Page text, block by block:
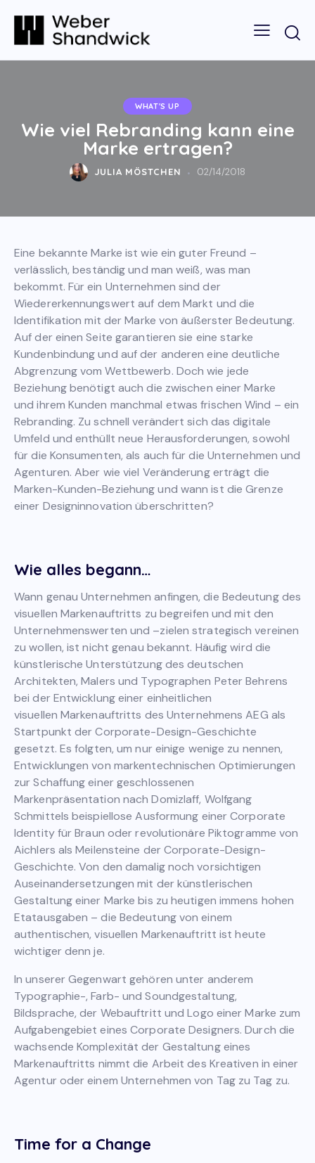
WHAT'S UP
Wie viel Rebranding kann eine
Marke ertragen?
JULIA MÖSTCHEN 02/14/2018
Eine bekannte Marke ist wie ein guter Freund –
verlässlich, beständig und man weiß, was man
bekommt. Für ein Unternehmen sind der
Wiedererkennungswert auf dem Markt und die
Identifikation mit der Marke von äußerster Bedeutung.
Auf der einen Seite garantieren sie eine starke
Kundenbindung und auf der anderen eine deutliche
Abgrenzung vom Wettbewerb. Doch wie jede
Beziehung benötigt auch die zwischen einer Marke
und ihrem Kunden manchmal etwas frischen Wind – ein
Rebranding. Zu schnell verändert sich das digitale
Umfeld und enthüllt neue Herausforderungen, sowohl
für die Konsumenten, als auch für die Unternehmen und
Agenturen. Aber wie viel Veränderung erträgt die
Marken-Kunden-Beziehung und wann ist die Grenze
einer Designinnovation überschritten?
Wie alles begann…
Wann genau Unternehmen anfingen, die Bedeutung des
visuellen Markenauftritts zu begreifen und mit den
Unternehmenswerten und –zielen strategisch vereinen
zu wollen, ist nicht genau bekannt. Häufig wird die
künstlerische Unterstützung des deutschen
Architekten, Malers und Typographen Peter Behrens
bei der Entwicklung einer einheitlichen
visuellen Markenauftritts des Unternehmens AEG als
Startpunkt der Corporate-Design-Geschichte
gesetzt. Es folgten, um nur einige wenige zu nennen,
Entwicklungen von markentechnischen Optimierungen
zur Schaffung einer geschlossenen
Markenpräsentation nach Domizlaff, Wolfgang
Schmittels beispiellose Ausformung einer Corporate
Identity für Braun oder revolutionäre Piktogramme von
Aichlers als Meilensteine der Corporate-Design-
Geschichte. Von den damalig noch vorsichtigen
Auseinandersetzungen mit der künstlerischen
Gestaltung einer Marke bis zu heutigen immens hohen
Etatausgaben – die Bedeutung von einem
authentischen, visuellen Markenauftritt ist heute
wichtiger denn je.
In unserer Gegenwart gehören unter anderem
Typographie-, Farb- und Soundgestaltung,
Bildsprache, der Webauftritt und Logo einer Marke zum
Aufgabengebiet eines Corporate Designers. Durch die
wachsende Komplexität der Gestaltung eines
Markenauftritts nimmt die Arbeit des Kreativen in einer
Agentur oder einem Unternehmen von Tag zu Tag zu.
Time for a Change